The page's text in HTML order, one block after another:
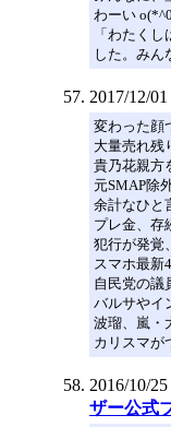
わーい
「わたく
した。みん
2017/12/01
変わった顔
大量売れ残
貴乃花親方
元SMAP除
余計なひと
プレ金、存
犯行が発覚
スマホ最新
自民党の議
バルサやイ
波瑠、嵐・
カリスマが
2016/10/
ザー公式